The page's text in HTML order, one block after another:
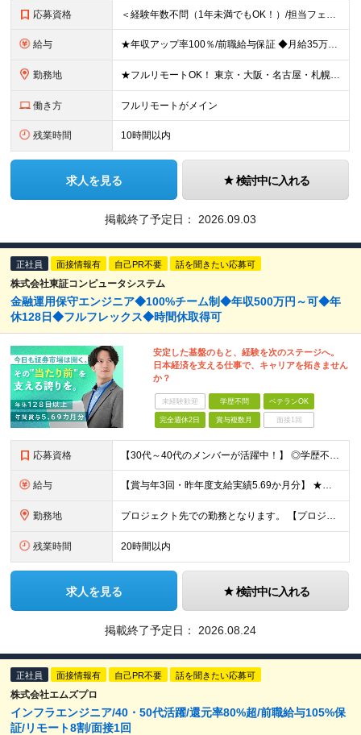
応募資格 ＜経験年数不問（1年未満でもOK！）/担当フェーズ不問/ブランクOK＞ ◆開発またはインフラに携わった経験がある方（業界・経験年数不問） ◆学歴不問 ＼＼まずは気軽にご応募ください！／／ ★研修明
給与 ★年収アップ率100％/前職給与保証 ◆月給35万円～110万円＜入社時から年収200万円UP実現多数！還元率80％以上＞ ※上記は最低保証額。経験・年齢・能力などを考慮の上、優遇いたします。 ※上
勤務地 ★フルリモートOK！ 東京・大阪・名古屋・札幌・福岡の支社及び周辺のプロジェクト先（関東・関西・東海・北海道・福岡）での勤務となります。 ※勤務地はお選びいただけます ※希望されない転勤は発生しま
働き方 フルリモートがメイン
残業時間 10時間以内
求人を見る 検討中に入れる
掲載終了予定日： 2026.09.03
正社員 面接情報有 自己PR不要 話を聞きたい応募可
株式会社東証コンピュータシステム
金融運用保守エンジニア◆100%チーム制◆年収500万円～可◆年
休128日◆フルフレックス◆時間休取得可
安定した基盤のもと、経験を次のステージへ。
日本経済を支える仕事で、キャリアを拓きません
か？
未経験歓迎 学歴不問 ベテランOK
完全週休2日 賞与複数月 面接1回
応募資格 【30代～40代のメンバーが活躍中！】 ◎学歴不問 ◎システム運用・保守の実務経験をお持ちの方 ◎リーダーまたはプロジェクトマネジメント経験がある、または挑戦したい方 ★インフラエンジニアとして次の
給与 【賞与年3回・昨年度支給実績5.69か月分】 ★想定年収500万円～ ★前職給与考慮あり 月給27万円～59万円 +残業代全額支給(1分単位、監督職以下) +人事評価による賞与年2回（4月/10月）
勤務地 プロジェクト先での勤務となります。 【プロジェクト先】 ◆東京都内 ※本社／東京都港区虎ノ門5-13-1 虎ノ門40MTビル 8F ※原則として転居を伴う転勤はありません ※(変更の範囲)上記を除
残業時間 20時間以内
求人を見る 検討中に入れる
掲載終了予定日： 2026.08.24
正社員 面接情報有 自己PR不要 話を聞きたい応募可
株式会社エムズプロ
インフラエンジニア/40・50代活躍/還元率80%超/前職給与105%保
証/リモート8割/面接1回